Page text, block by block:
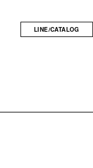
LINE/CATALOG